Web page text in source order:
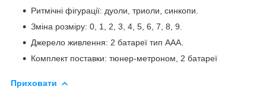
Ритмічні фігурації: дуоли, триоли, синкопи.
Зміна розміру: 0, 1, 2, 3, 4, 5, 6, 7, 8, 9.
Джерело живлення: 2 батареї тип ААА.
Комплект поставки: тюнер-метроном, 2 батареї
Приховати